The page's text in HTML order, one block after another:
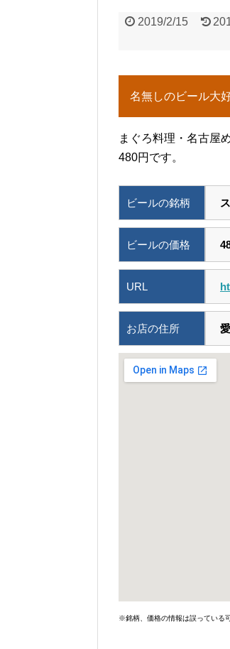
2019/2/15
名無しのビール大
まぐろ料理・名古屋
480円です。
ビールの銘柄
ビールの価格
URL
お店の住所
※銘柄、価格の情報は誤っている